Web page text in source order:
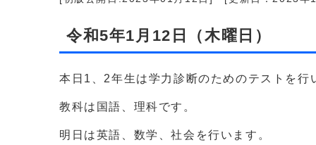
令和5年1月12日（木曜日）
本日1、2年生は学力診断のためのテストを行
教科は国語、理科です。
明日は英語、数学、社会を行います。